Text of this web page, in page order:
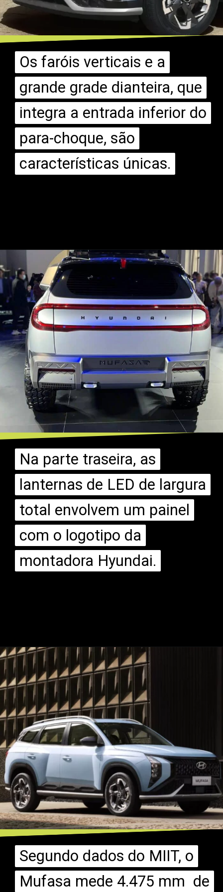
Os faróis verticais e a
grande grade dianteira, que
integra a entrada inferior do
para-choque, são
características únicas.
Os faróis verticais e a
grande grade dianteira, que
integra a entrada inferior do
para-choque, são
características únicas.
Opening
Na parte traseira, as
lanternas de LED de largura
total envolvem um painel
com o logotipo da
montadora Hyundai.
Na parte traseira, as
lanternas de LED de largura
total envolvem um painel
com o logotipo da
montadora Hyundai.
Opening
Segundo dados do MIIT, o
Mufasa mede 4.475 mm de
Segundo dados do MIIT, o
Mufasa mede 4.475 mm de